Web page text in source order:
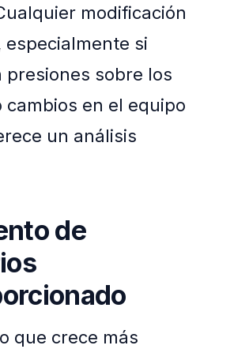
modificación
especialmente si
presiones sobre los
cambios en el equipo
un análisis
de
que crece más